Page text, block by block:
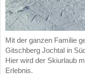
Mit der ganzen Familie
Gitschberg Jochtal in
Hier wird der Skiurlaub
Erlebnis.